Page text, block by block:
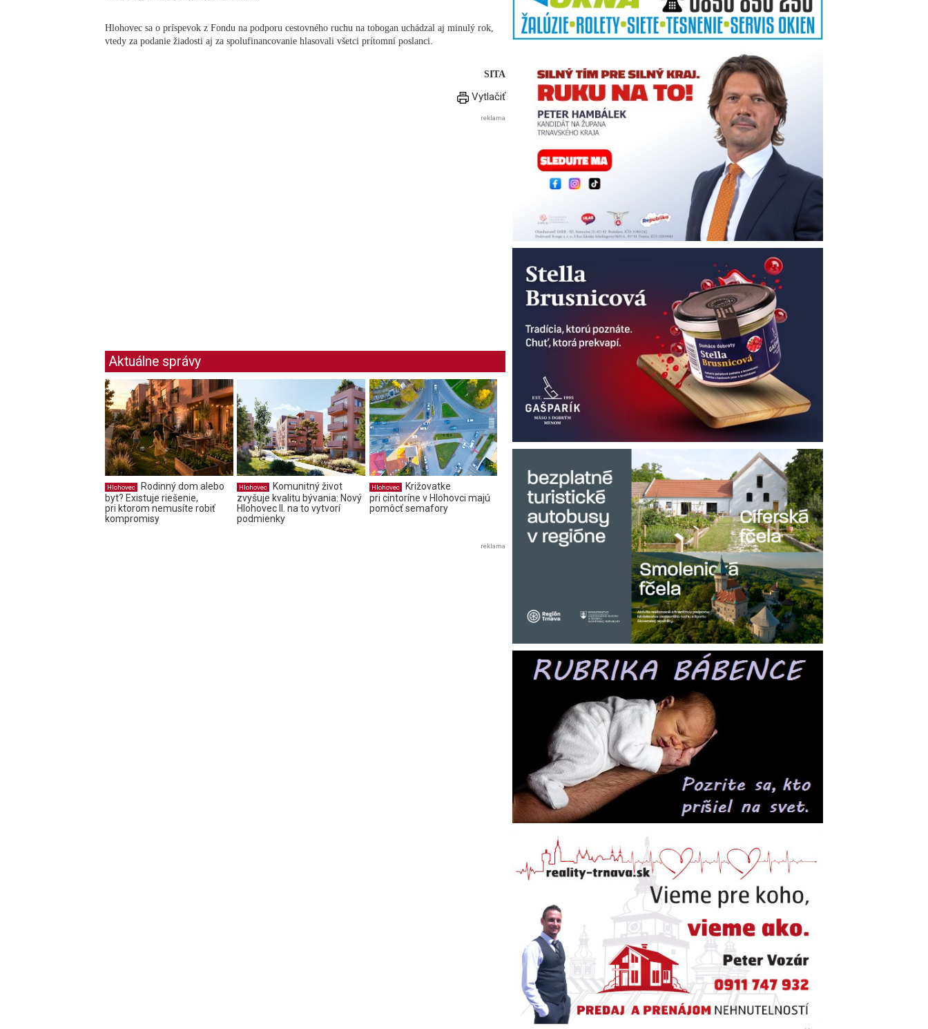
Hlohovec sa o príspevok z Fondu na podporu cestovného ruchu na tobogan uchádzal aj minulý rok,
vtedy za podanie žiadosti aj za spolufinancovanie hlasovali všetci prítomní poslanci.
SITA
Vytlačiť
reklama
Aktuálne správy
Hlohovec
Rodinný dom alebo
byt? Existuje riešenie,
pri ktorom nemusíte robiť
kompromisy
Hlohovec
Komunitný život
zvyšuje kvalitu bývania: Nový
Hlohovec II. na to vytvorí
podmienky
Hlohovec
Križovatke
pri cintoríne v Hlohovci majú
pomôcť semafory
reklama